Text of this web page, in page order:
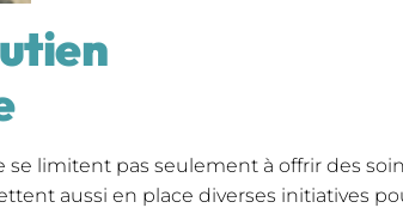
se limitent pas seulement à offrir des
aussi en place diverses initiatives